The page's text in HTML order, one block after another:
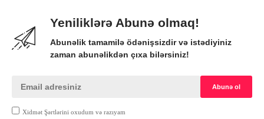
Yeniliklərə Abunə olmaq!
Abunəlik tamamilə ödənişsizdir və istədiyiniz
zaman abunəlikdən çıxa bilərsiniz!
Xidmət Şərtlərini oxudum və razıyam